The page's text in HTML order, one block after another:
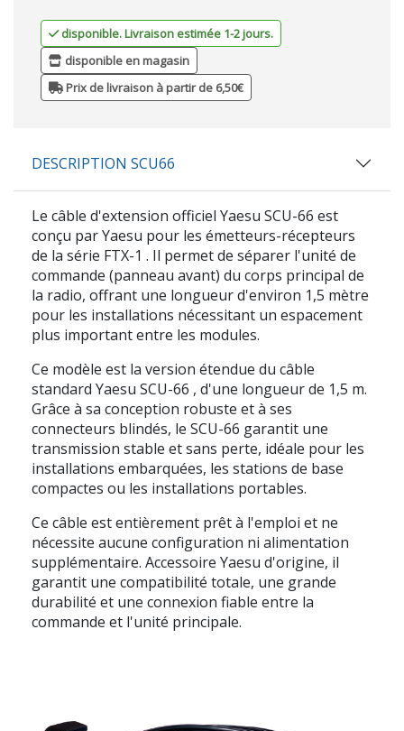
disponible. Livraison estimée 1-2 jours.
disponible en magasin
Prix de livraison à partir de 6,50€
DESCRIPTION SCU66
Le câble d'extension officiel Yaesu SCU-66 est
conçu parYaesu pour les émetteurs-récepteurs
de la série FTX-1 . Il permet de séparer l'unité de
commande (panneau avant) du corps principal de
la radio, offrant une longueur d'environ 1,5 mètre
pour les installations nécessitant un espacement
plus important entre les modules.
Ce modèle est la version étendue du câble
standard Yaesu SCU-66 , d'une longueur de 1,5 m.
Grâce à sa conception robuste et à ses
connecteurs blindés, le SCU-66 garantit une
transmission stable et sans perte, idéale pour les
installations embarquées, les stations de base
compactes ou les installations portables.
Ce câble est entièrement prêt à l'emploi et ne
nécessite aucune configuration ni alimentation
supplémentaire. Accessoire Yaesu d'origine, il
garantit une compatibilité totale, une grande
durabilité et une connexion fiable entre la
commande et l'unité principale.